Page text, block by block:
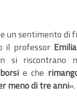
un sentimento di
il professor
si riscontrano
e che
meno di tre anni».